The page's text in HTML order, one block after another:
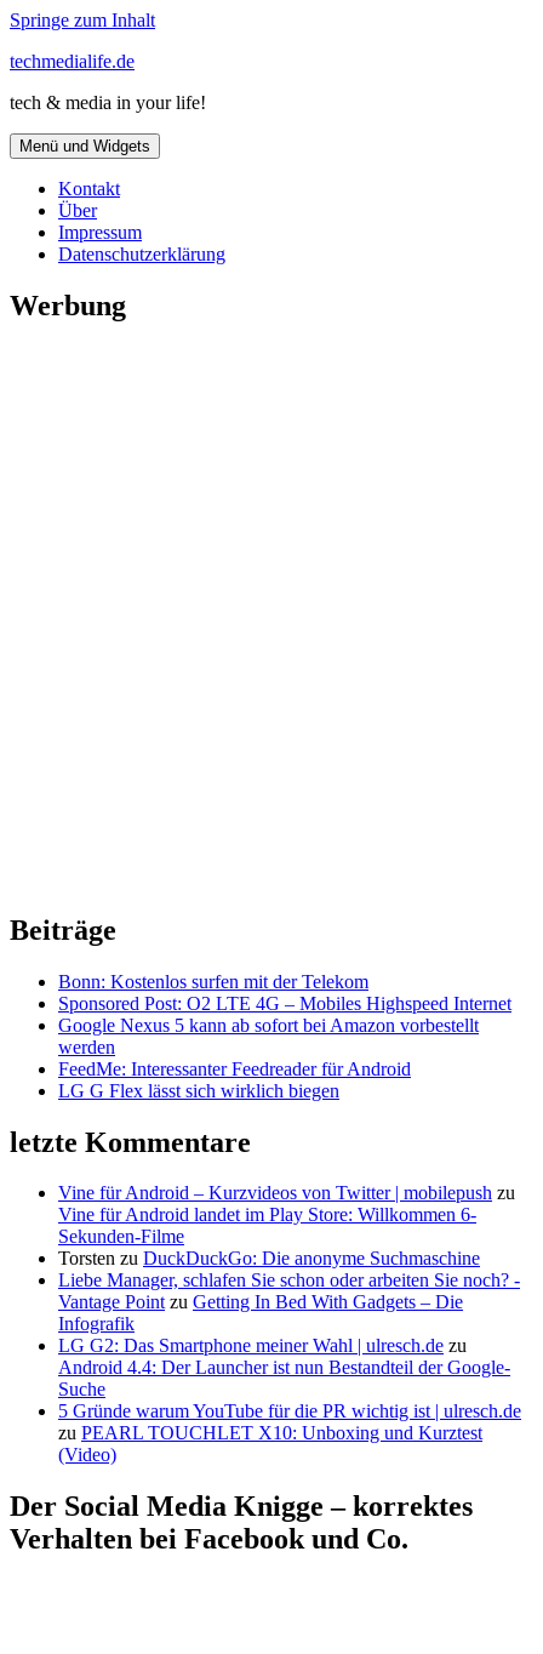
Springe zum Inhalt
techmedialife.de
tech & media in your life!
Menü und Widgets
Kontakt
Über
Impressum
Datenschutzerklärung
Werbung
Beiträge
Bonn: Kostenlos surfen mit der Telekom
Sponsored Post: O2 LTE 4G – Mobiles Highspeed Internet
Google Nexus 5 kann ab sofort bei Amazon vorbestellt
werden
FeedMe: Interessanter Feedreader für Android
LG G Flex lässt sich wirklich biegen
letzte Kommentare
Vine für Android – Kurzvideos von Twitter | mobilepush zu
Vine für Android landet im Play Store: Willkommen 6-
Sekunden-Filme
Torsten zu DuckDuckGo: Die anonyme Suchmaschine
Liebe Manager, schlafen Sie schon oder arbeiten Sie noch? -
Vantage Pointzu Getting In Bed With Gadgets – Die
Infografik
LG G2: Das Smartphone meiner Wahl | ulresch.de zu
Android 4.4: Der Launcher ist nun Bestandteil der Google-
Suche
5 Gründe warum YouTube für die PR wichtig ist | ulresch.de
zu PEARL TOUCHLET X10: Unboxing und Kurztest
(Video)
Der Social Media Knigge – korrektes
Verhalten bei Facebook und Co.